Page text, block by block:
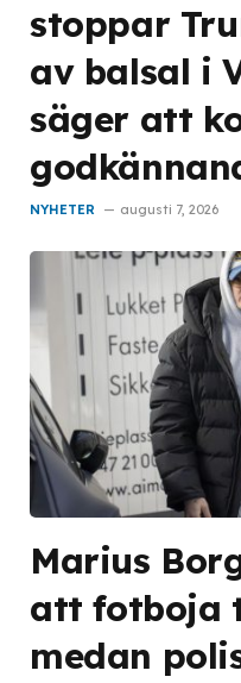
stoppar
av balsal i
säger att
NYHETER augusti 7, 2026
Marius
att fotboja
medan